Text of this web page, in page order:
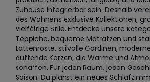
Zuhause integrierbar sein. Deshalb
des Wohnens exklusive Kollektionen,
vielfältige Stile. Entdecke unsere
Teppiche, bequeme Matratzen und
Lattenroste, stilvolle Gardinen,
duftende Kerzen, die Wärme und
schaffen. Für jeden Raum, jeden
Saison. Du planst ein neues